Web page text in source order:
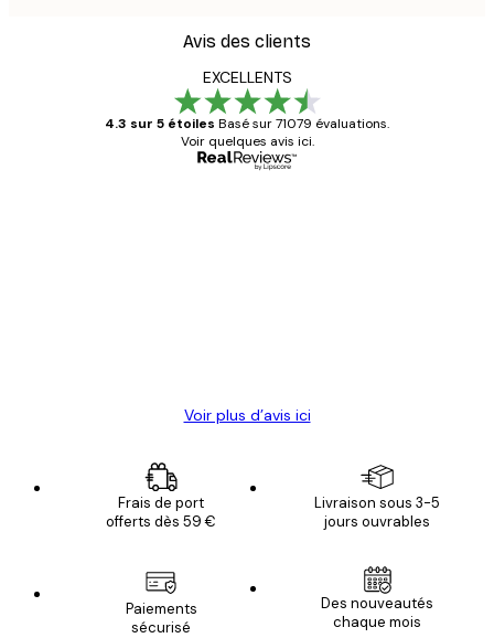
Avis des clients
EXCELLENTS
4.3 sur 5 étoiles Basé sur 71079 évaluations.
Voir quelques avis ici.
Voir plus d’avis ici
Frais de port
offerts dès 59 €
Livraison sous 3-5
jours ouvrables
Paiements
sécurisé
Des nouveautés
chaque mois